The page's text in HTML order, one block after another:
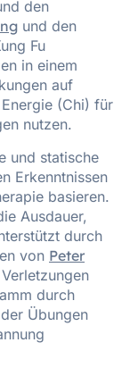
den
und den
Fu
in einem
auf
(Chi) für
nutzen.
und statische
Erkenntnissen
basieren.
Ausdauer,
durch
von Peter
durch
Übungen